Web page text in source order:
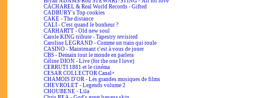
CACHAREL & Real World Records - Gifted
CADBURY's Top cookies
CAKE - The distance
CALI - C'est quand le bonheur ?
CARHARTT - Old new soul
Carole KING tribute - Tapestry revisited
Caroline LEGRAND - Comme un train qui roule
CASINO - Maintenant c'est à vous de jouer
CBS - Demain tout le monde en parlera
Céline DION - Live (for the one I love)
CERRUTI 1881 et le cinéma
CESAR COLLECTOR Canal+
CHAMOIS D'OR - Les grandes musiques de films
CHEVROLET - Legends volume 2
CHOUBENE - Lila